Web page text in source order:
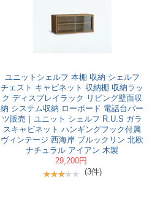
ユニットシェルフ 本棚 収納 シェルフ
チェスト キャビネット 収納棚 収納ラッ
ク ディスプレイラック リビング壁面収
納 システム収納 ローボード 電話台パー
ツ販売｜ユニット シェルフ R.U.S ガラ
スキャビネット ハンギングフック付属
ヴィンテージ 西海岸 ブルックリン 北欧
ナチュラル アイアン 木製
29,200円
(3件)